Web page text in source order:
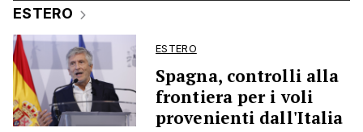
ESTERO
ESTERO
Spagna, controlli alla
frontiera per i voli
provenienti dall'Italia